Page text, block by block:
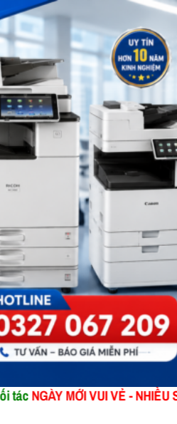
MỚIVUI VẺ - NHIỀU SỨC KHỎE !